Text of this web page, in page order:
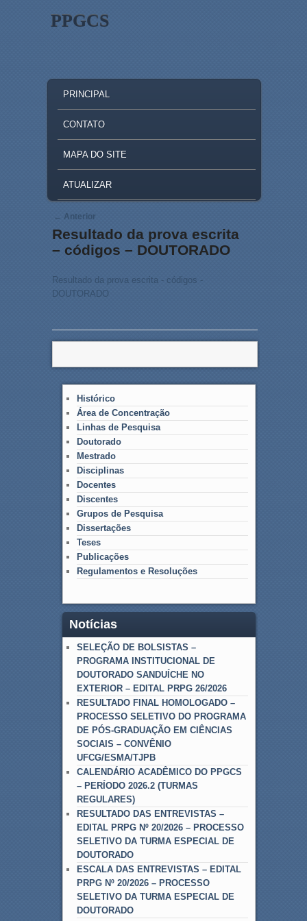
PPGCS
SKIP TO PRIMARY CONTENT
SKIP TO SECONDARY CONTENT
PRINCIPAL
CONTATO
MAPA DO SITE
ATUALIZAR
Post navigation
← Anterior
Resultado da prova escrita
– códigos – DOUTORADO
Resultado da prova escrita - códigos -
DOUTORADO
Histórico
Área de Concentração
Linhas de Pesquisa
Doutorado
Mestrado
Disciplinas
Docentes
Discentes
Grupos de Pesquisa
Dissertações
Teses
Publicações
Regulamentos e Resoluções
Notícias
SELEÇÃO DE BOLSISTAS –
PROGRAMA INSTITUCIONAL DE
DOUTORADO SANDUÍCHE NO
EXTERIOR – EDITAL PRPG 26/2026
RESULTADO FINAL HOMOLOGADO –
PROCESSO SELETIVO DO PROGRAMA
DE PÓS-GRADUAÇÃO EM CIÊNCIAS
SOCIAIS – CONVÊNIO
UFCG/ESMA/TJPB
CALENDÁRIO ACADÊMICO DO PPGCS
– PERÍODO 2026.2 (TURMAS
REGULARES)
RESULTADO DAS ENTREVISTAS –
EDITAL PRPG Nº 20/2026 – PROCESSO
SELETIVO DA TURMA ESPECIAL DE
DOUTORADO
ESCALA DAS ENTREVISTAS – EDITAL
PRPG Nº 20/2026 – PROCESSO
SELETIVO DA TURMA ESPECIAL DE
DOUTORADO